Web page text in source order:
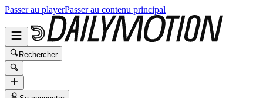
Passer au playerPasser au contenu principal
Rechercher